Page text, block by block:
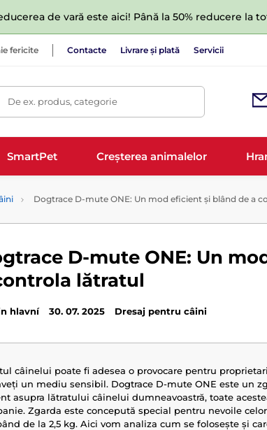
de vară este aici! Până la 50% reducere la
fericite Contacte Livrare și plată Servicii
De ex. produs, categorie
SmartPet Creșterea animalelor
Dogtrace D-mute ONE: Un mod eficient și blând de a
D-mute ONE: Un
lătratul
hlavní 30. 07. 2025 Dresaj pentru câini
câinelui poate fi adesea o provocare pentru
un mediu sensibil. Dogtrace D-mute ONE este un
asupra lătratului câinelui dumneavoastră, toate
Zgarda este concepută special pentru nevoile
de la 2,5 kg. Aici vom analiza cum se folosește și